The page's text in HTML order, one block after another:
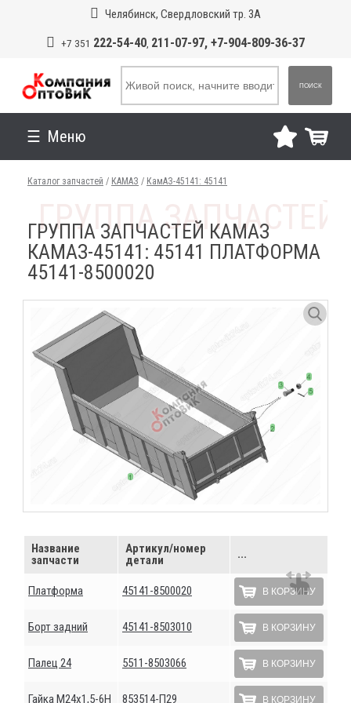
Челябинск, Свердловский тр. 3А
+7 351 222-54-40, 211-07-97, +7-904-809-36-37
ПОИСК
Меню
Каталог запчастей / КАМАЗ / КамАЗ-45141: 45141
ГРУППА ЗАПЧАСТЕЙ КАМАЗ
КАМАЗ-45141: 45141 ПЛАТФОРМА
45141-8500020
Название
запчасти
Артикул/номер
детали
...
Платформа 45141-8500020 В КОРЗИНУ
Борт задний 45141-8503010 В КОРЗИНУ
Палец 24 5511-8503066 В КОРЗИНУ
Гайка М24х1,5-6Н 853514-П29 В КОРЗИНУ